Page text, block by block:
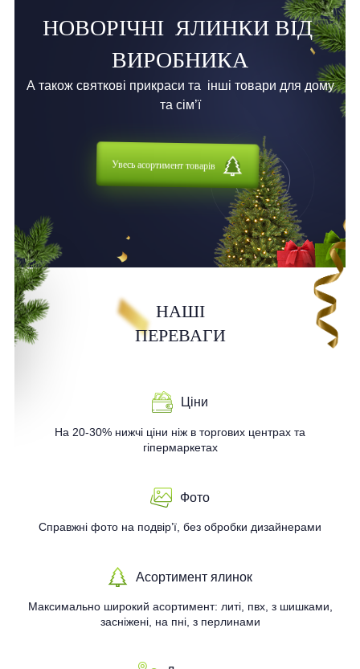
НОВОРІЧНІ ЯЛИНКИ ВІД
ВИРОБНИКА
А також святкові прикраси та інші товари для дому
та сім’ї
Увесь асортимент товарів
НАШІ
ПЕРЕВАГИ
Ціни
На 20-30% нижчі ціни ніж в торгових центрах та
гіпермаркетах
Фото
Справжні фото на подвір’ї, без обробки дизайнерами
Асортимент ялинок
Максимально широкий асортимент: литі, пвх, з шишками,
засніжені, на пні, з перлинами